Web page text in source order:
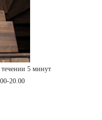
5 минут
20.00